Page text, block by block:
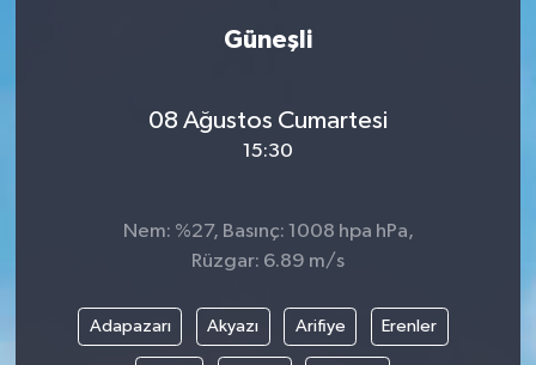
Güneşli
08 Ağustos Cumartesi
15:30
Nem: %27, Basınç: 1008 hpa hPa,
Rüzgar: 6.89 m/s
Adapazarı Akyazı Arifiye Erenler